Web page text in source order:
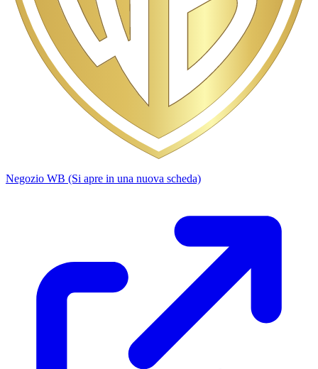
Negozio WB (Si apre in una nuova scheda)